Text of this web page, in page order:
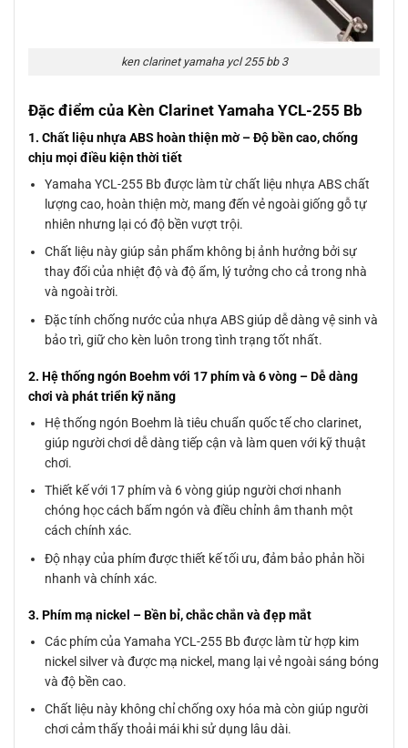
ken clarinet yamaha ycl 255 bb 3
Đặc điểm của Kèn Clarinet Yamaha YCL-255 Bb
1. Chất liệu nhựa ABS hoàn thiện mờ – Độ bền cao, chống
chịu mọi điều kiện thời tiết
Yamaha YCL-255 Bb được làm từ chất liệu nhựa ABS chất
lượng cao, hoàn thiện mờ, mang đến vẻ ngoài giống gỗ tự
nhiên nhưng lại có độ bền vượt trội.
Chất liệu này giúp sản phẩm không bị ảnh hưởng bởi sự
thay đổi của nhiệt độ và độ ẩm, lý tưởng cho cả trong nhà
và ngoài trời.
Đặc tính chống nước của nhựa ABS giúp dễ dàng vệ sinh và
bảo trì, giữ cho kèn luôn trong tình trạng tốt nhất.
2. Hệ thống ngón Boehm với 17 phím và 6 vòng – Dễ dàng
chơi và phát triển kỹ năng
Hệ thống ngón Boehm là tiêu chuẩn quốc tế cho clarinet,
giúp người chơi dễ dàng tiếp cận và làm quen với kỹ thuật
chơi.
Thiết kế với 17 phím và 6 vòng giúp người chơi nhanh
chóng học cách bấm ngón và điều chỉnh âm thanh một
cách chính xác.
Độ nhạy của phím được thiết kế tối ưu, đảm bảo phản hồi
nhanh và chính xác.
3. Phím mạ nickel – Bền bỉ, chắc chắn và đẹp mắt
Các phím của Yamaha YCL-255 Bb được làm từ hợp kim
nickel silver và được mạ nickel, mang lại vẻ ngoài sáng bóng
và độ bền cao.
Chất liệu này không chỉ chống oxy hóa mà còn giúp người
chơi cảm thấy thoải mái khi sử dụng lâu dài.